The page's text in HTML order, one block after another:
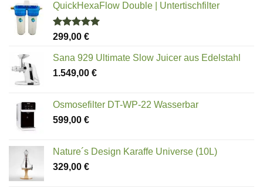
QuickHexaFlow Double | Untertischfilter
Bewertet
von 5
299,00 €
Sana 929 Ultimate Slow Juicer aus Edelstahl
1.549,00 €
Osmosefilter DT-WP-22 Wasserbar
599,00 €
Nature´s Design Karaffe Universe (10L)
329,00 €